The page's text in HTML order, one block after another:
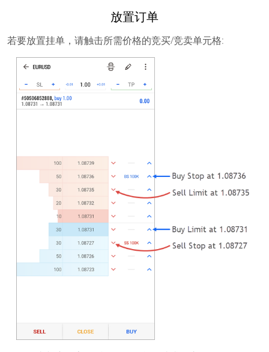
放置订单
若要放置挂单，请触击所需价格的竞买/竞卖单元格: